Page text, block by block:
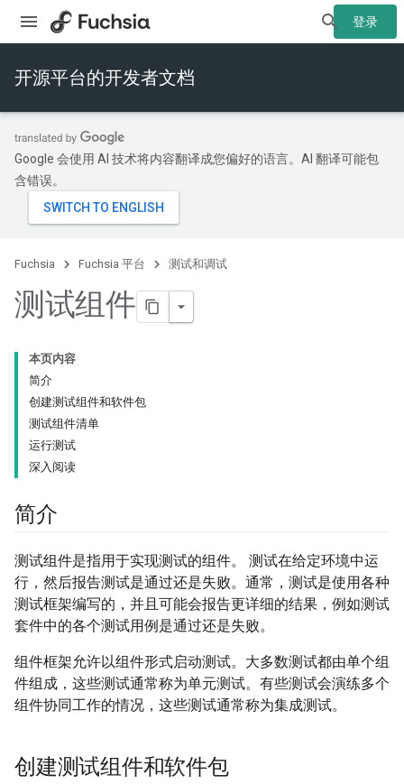
登录
开源平台的开发者文档
Google 会使用 AI 技术将内容翻译成您偏好的语言。AI 翻译可能包
含错误。
Fuchsia Fuchsia 平台 测试和调试
测试组件
本页内容
简介
创建测试组件和软件包
测试组件清单
运行测试
深入阅读
简介
测试组件是指用于实现测试的组件。 测试在给定环境中运
行，然后报告测试是通过还是失败。通常，测试是使用各种
测试框架编写的，并且可能会报告更详细的结果，例如测试
套件中的各个测试用例是通过还是失败。
组件框架允许以组件形式启动测试。大多数测试都由单个组
件组成，这些测试通常称为单元测试。有些测试会演练多个
组件协同工作的情况，这些测试通常称为集成测试。
创建测试组件和软件包